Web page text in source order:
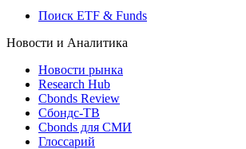
Поиск ETF & Funds
Новости и Аналитика
Новости рынка
Research Hub
Cbonds Review
Сбондс-ТВ
Cbonds для СМИ
Глоссарий